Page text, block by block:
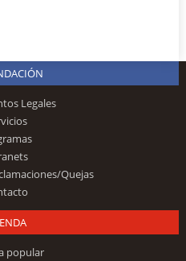
Legales
Quejas
popular